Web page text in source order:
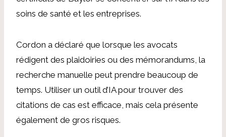
soins de santé et les entreprises.
Cordon a déclaré que lorsque les avocats
rédigent des plaidoiries ou des mémorandums, la
recherche manuelle peut prendre beaucoup de
temps. Utiliser un outil d’IA pour trouver des
citations de cas est efficace, mais cela présente
également de gros risques.